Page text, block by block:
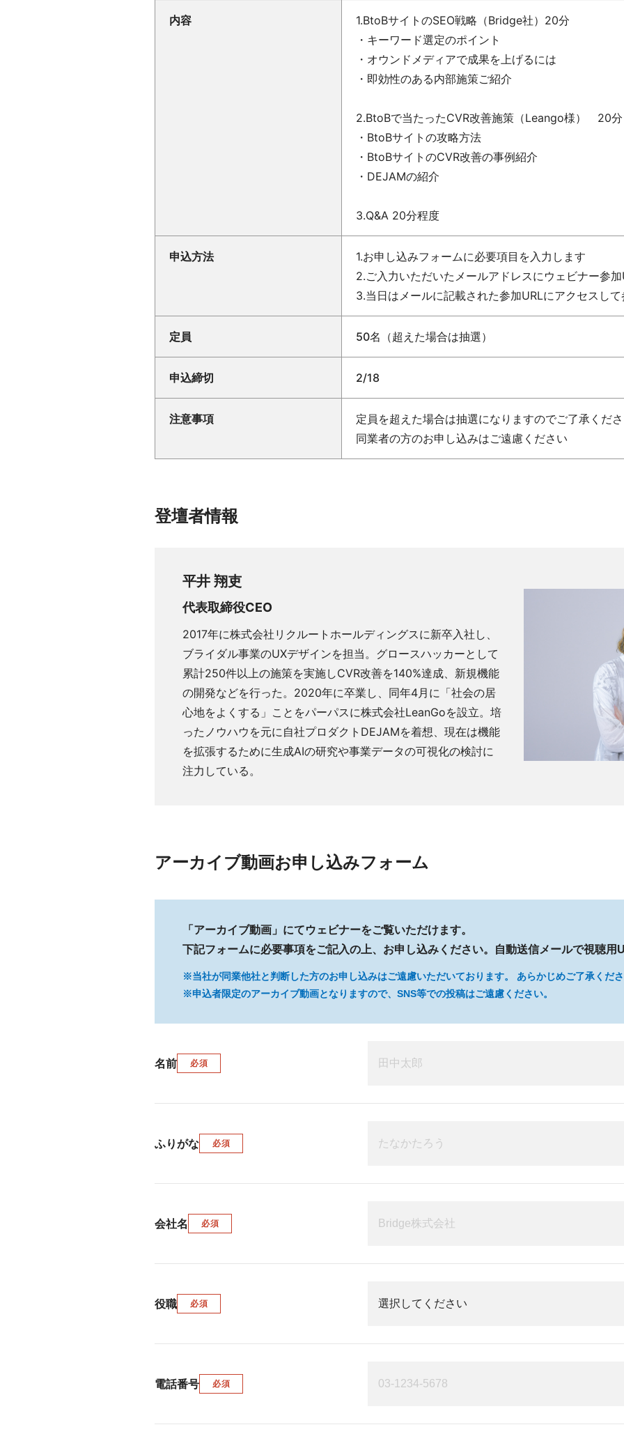
内容
1.BtoBサイトのSEO戦略（Bridge社）20分
・キーワード選定のポイント
・オウンドメディアで成果を上げるには
・即効性のある内部施策ご紹介
2.BtoBで当たったCVR改善施策（Leango様） 20分
・BtoBサイトの攻略方法
・BtoBサイトのCVR改善の事例紹介
・DEJAMの紹介
3.Q&A 20分程度
申込方法
1.お申し込みフォームに必要項目を入力します
2.ご入力いただいたメールアドレスにウェビナー参
3.当日はメールに記載された参加URLにアクセスし
定員 50名（超えた場合は抽選）
申込締切 2/18
注意事項
定員を超えた場合は抽選になりますのでご了承くだ
同業者の方のお申し込みはご遠慮ください
登壇者情報
平井 翔吏
代表取締役CEO
2017年に株式会社リクルートホールディングスに新卒入社し、
ブライダル事業のUXデザインを担当。グロースハッカーとして
累計250件以上の施策を実施しCVR改善を140%達成、新規機能
の開発などを行った。2020年に卒業し、同年4月に「社会の居
心地をよくする」ことをパーパスに株式会社LeanGoを設立。培
ったノウハウを元に自社プロダクトDEJAMを着想、現在は機能
を拡張するために生成AIの研究や事業データの可視化の検討に
注力している。
アーカイブ動画お申し込みフォーム
「アーカイブ動画」にてウェビナーをご覧いただけます。
下記フォームに必要事項をご記入の上、お申し込みください。自動送信メールで視聴用
※当社が同業他社と判断した方のお申し込みはご遠慮いただいております。 あらかじめご了承くだ
※申込者限定のアーカイブ動画となりますので、SNS等での投稿はご遠慮ください。
名前 必須
ふりがな 必須
会社名 必須
役職 必須
電話番号 必須